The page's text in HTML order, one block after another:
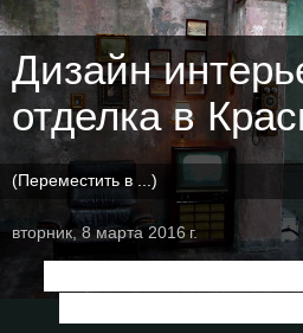
Дизайн
отделка в
вторник, 8 марта 2016 г.